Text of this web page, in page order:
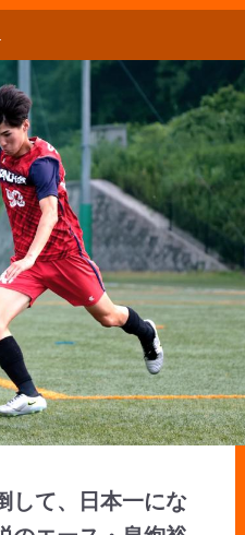
【○○の誓い】
して、日本一にな